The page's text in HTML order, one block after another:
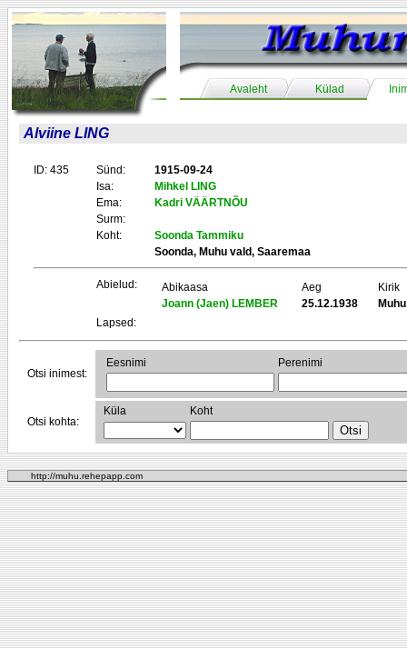
Avaleht Külad
Alviine LING
ID: 435 Sünd:
1915-09-24
Isa:
Mihkel LING
Ema:
Kadri VÄÄRTNÕU
Surm:
Koht:
Soonda Tammiku
Soonda, Muhu vald, Saaremaa
Abielud: Abikaasa Aeg
Kirik
Joann (Jaen) LEMBER
25.12.1938
Muhu
Lapsed:
Otsi inimest:
Eesnimi Perenimi
Otsi kohta:
Küla Koht
http://muhu.rehepapp.com